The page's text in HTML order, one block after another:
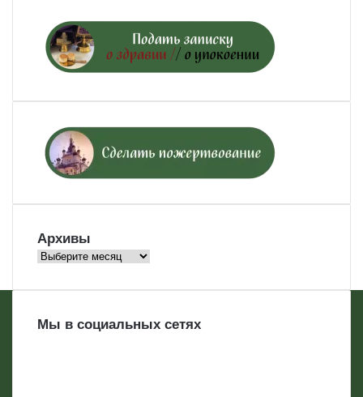
Архивы
Архивы
Мы в социальных сетях